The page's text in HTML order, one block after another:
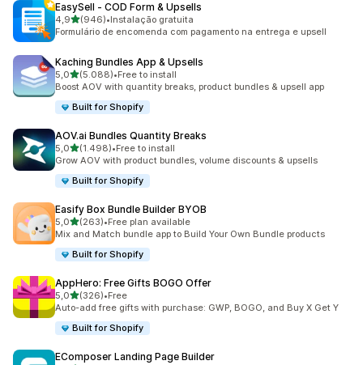
EasySell ‑ COD Form & Upsells
4,9de 5 estrelas
(946)
946 total de avaliações
•Instalação gratuita
Formulário de encomenda com pagamento na entrega e upsell
Kaching Bundles App & Upsells
5,0de 5 estrelas
(5.088)
5088 total de avaliações
•Free to install
Boost AOV with quantity breaks, product bundles & upsell app
Built for Shopify
AOV.ai Bundles Quantity Breaks
5,0de 5 estrelas
(1.498)
1498 total de avaliações
•Free to install
Grow AOV with product bundles, volume discounts & upsells
Built for Shopify
Easify Box Bundle Builder BYOB
5,0de 5 estrelas
(263)
263 total de avaliações
•Free plan available
Mix and Match bundle app to Build Your Own Bundle products
Built for Shopify
AppHero: Free Gifts BOGO Offer
5,0de 5 estrelas
(326)
326 total de avaliações
•Free
Auto-add free gifts with purchase: GWP, BOGO, and Buy X Get Y
Built for Shopify
EComposer Landing Page Builder